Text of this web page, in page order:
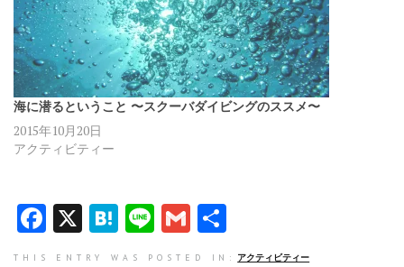
海に潜るということ 〜スクーバダイビングのススメ〜
2015年10月20日
アクティビティー
F
a
X H
at
Li
n
G
m 有
THIS ENTRY WAS POSTED IN: アクティビティー